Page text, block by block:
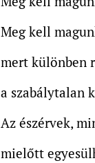
Meg kell
mert különben
a szabálytalan
Az észérvek,
mielőtt